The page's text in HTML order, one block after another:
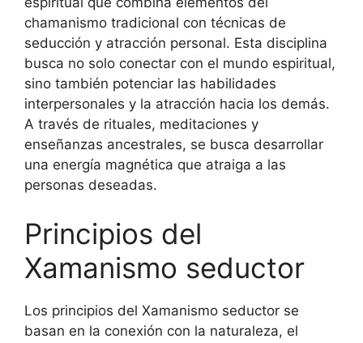
chamanismo tradicional con técnicas de
seducción y atracción personal. Esta disciplina
busca no solo conectar con el mundo espiritual,
sino también potenciar las habilidades
interpersonales y la atracción hacia los demás.
A través de rituales, meditaciones y
enseñanzas ancestrales, se busca desarrollar
una energía magnética que atraiga a las
personas deseadas.
Principios del
Xamanismo seductor
Los principios del Xamanismo seductor se
basan en la conexión con la naturaleza, el